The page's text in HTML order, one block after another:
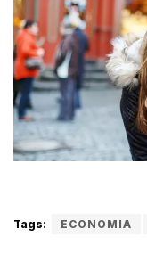
Tags: ECONOMIA